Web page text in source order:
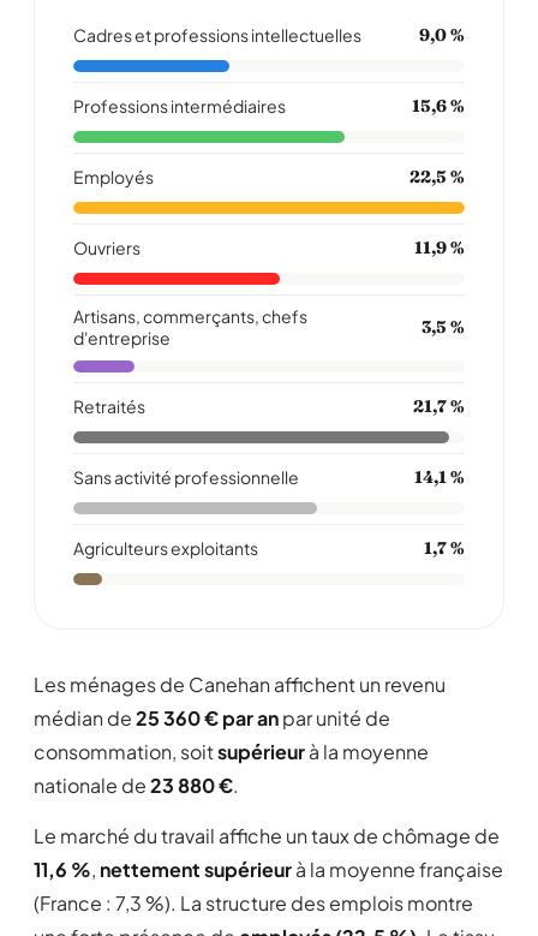
Cadres et professions intellectuelles 9,0 %
Professions intermédiaires 15,6 %
Employés 22,5 %
Ouvriers 11,9 %
Artisans, commerçants, chefs
d'entreprise
3,5 %
Retraités 21,7 %
Sans activité professionnelle 14,1 %
Agriculteurs exploitants 1,7 %
Les ménages de Canehan affichent un revenu
médian de25 360 € par anpar unité de
consommation, soitsupérieurà la moyenne
nationale de23 880 €.
Le marché du travail affiche un taux de chômage de
11,6 %, nettement supérieurà la moyenne française
(France : 7,3 %). La structure des emplois montre